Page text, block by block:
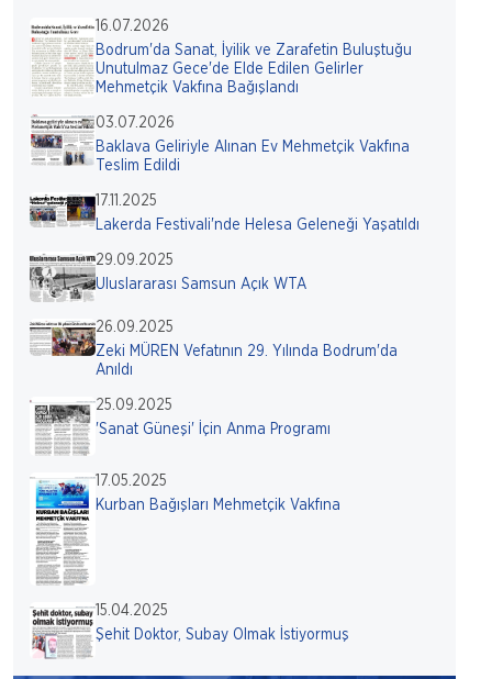
16.07.2026
Bodrum'da Sanat, İyilik ve Zarafetin Buluştuğu
Unutulmaz Gece'de Elde Edilen Gelirler
Mehmetçik Vakfına Bağışlandı
03.07.2026
Baklava Geliriyle Alınan Ev Mehmetçik Vakfına
Teslim Edildi
17.11.2025
Lakerda Festivali'nde Helesa Geleneği Yaşatıldı
29.09.2025
Uluslararası Samsun Açık WTA
26.09.2025
Zeki MÜREN Vefatının 29. Yılında Bodrum'da
Anıldı
25.09.2025
'Sanat Güneşi' İçin Anma Programı
17.05.2025
Kurban Bağışları Mehmetçik Vakfına
15.04.2025
Şehit Doktor, Subay Olmak İstiyormuş